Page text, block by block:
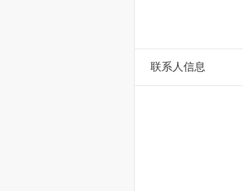
联系人信息